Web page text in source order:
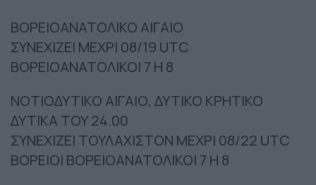
ΒΟΡΕΙΟΑΝΑΤΟΛΙΚΟ ΑΙΓΑΙΟ
ΣΥΝΕΧΙΖΕΙ ΜΕΧΡΙ 08/19 UTC
ΒΟΡΕΙΟΑΝΑΤΟΛΙΚΟΙ 7 Η 8
ΝΟΤΙΟΔΥΤΙΚΟ ΑΙΓΑΙΟ, ΔΥΤΙΚΟ ΚΡΗΤΙΚΟ
ΔΥΤΙΚΑ ΤΟΥ 24.00
ΣΥΝΕΧΙΖΕΙ ΤΟΥΛΑΧΙΣΤΟΝ ΜΕΧΡΙ 08/22 UTC
ΒΟΡΕΙΟΙ ΒΟΡΕΙΟΑΝΑΤΟΛΙΚΟΙ 7 Η 8